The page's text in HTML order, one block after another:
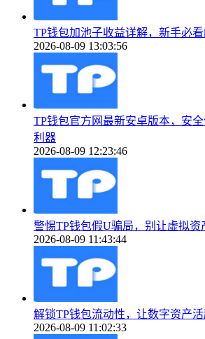
TP钱包加池子收益详解，新手必
2026-08-09 13:03:56
TP钱包官方网最新安卓版本，安
利器
2026-08-09 12:23:46
警惕TP钱包假U骗局，别让虚拟资
2026-08-09 11:43:44
解锁TP钱包流动性，让数字资产
2026-08-09 11:02:33